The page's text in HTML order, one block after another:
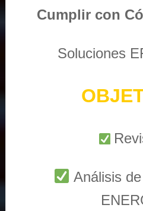
Cumplir con
Soluciones
Análisis